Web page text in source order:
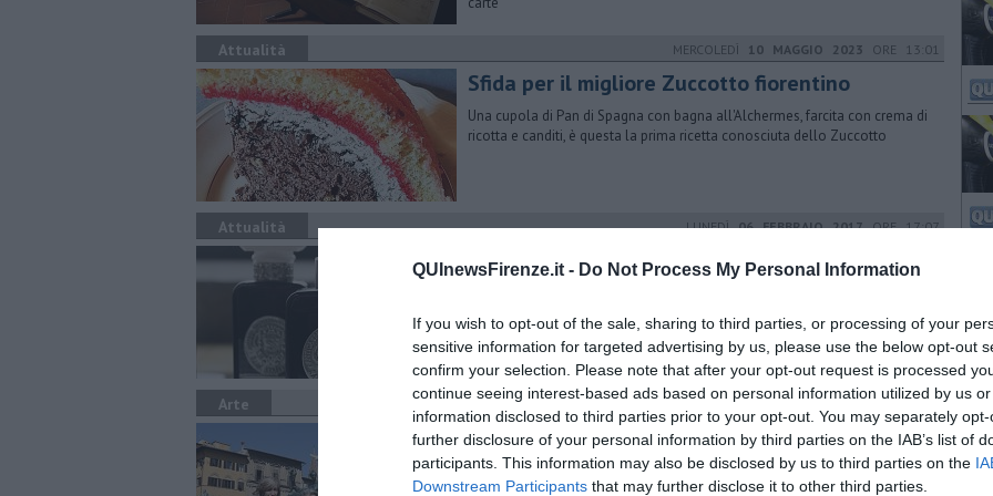
QUInewsFirenze.it - Do Not Process My Personal Information
If you wish to opt-out of the sale, sharing to third parties, or processing of your
sensitive information for targeted advertising by us, please use the below opt-out
confirm your selection. Please note that after your opt-out request is processed
continue seeing interest-based ads based on personal information utilized by us
information disclosed to third parties prior to your opt-out. You may separately
further disclosure of your personal information by third parties on the IAB’s list of
participants. This information may also be disclosed by us to third parties on the
Downstream Participants that may further disclose it to other third parties.
Attualità MERCOLEDÌ 10 MAGGIO 2023 ORE 13:01
Sfida per il migliore Zuccotto fiorentino
Una cupola di Pan di Spagna con bagna all'Alchermes, farcita con crema di
ricotta e canditi, è questa la prima ricetta conosciuta dello Zuccotto
Attualità LUNEDÌ06 FEBBRAIO 2017ORE 17:07
Alla scoperta di antichi profumi
Arte LUNEDÌ25 MARZO 2019ORE 15:39
Firenze festeggia la Fontana di Nettuno
Dopo due anni di lavori è tornata visibile al pubblico la fontana
progettata da Bartolomeo Ammannati. Restauro finanziato dalla maison